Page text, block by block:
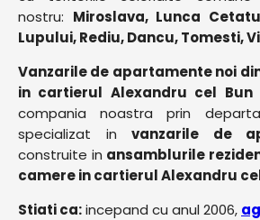
nostru: Miroslava, Lunca
Lupului, Rediu, Dancu, Tomesti,
Vanzarile de apartamente noi
in cartierul Alexandru cel Bun
compania noastra prin
specializat invanzarile de
construite in ansamblurile
camere in cartierul Alexandru
Stiati ca:incepand cu anul 2006,